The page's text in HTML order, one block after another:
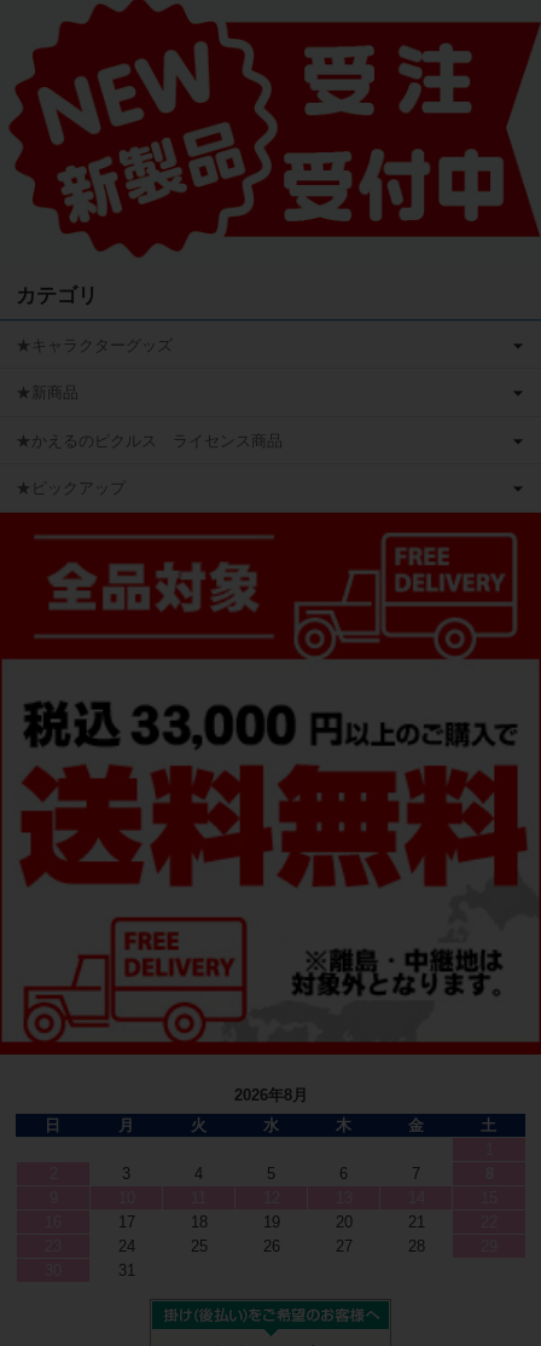
カテゴリ
★キャラクターグッズ
★新商品
★かえるのピクルス ライセンス商品
★ピックアップ
2026年8月
日
月 火 水 木 金
土
3 4 5 6 7
17 18 19 20 21
24 25 26 27 28
31